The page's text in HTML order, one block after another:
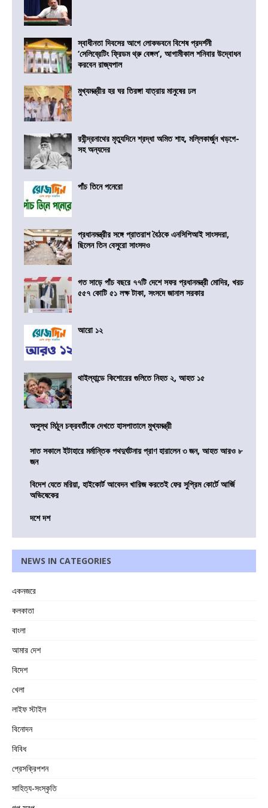
স্বাধীনতা দিবসের আগে লোকভবনে বিশেষ প্রদর্শনী
‘সেলিব্রেটিং ফ্রিডম থ্রু বেঙ্গল’, আগামীকাল শনিবার উদ্বোধন
করবেন রাজ্যপাল
মুখ্যমন্ত্রীর হর ঘর তিরঙ্গা যাত্রায় মানুষের ঢল
রবীন্দ্রনাথের মৃত্যুদিনে শ্রদ্ধা অমিত শাহ, মল্লিকার্জুন খড়গে-
সহ অন্যদের
পাঁচ তিনে পনেরো
প্রধানমন্ত্রীর সঙ্গে প্রাতরাশ বৈঠকে এনসিপিআই সাংসদরা,
ছিলেন তিন বেসুরো সাংসদও
গত সাড়ে পাঁচ বছরে ৭৭টি দেশে সফর প্রধানমন্ত্রী মোদির, খরচ
৫৫৭ কোটি ৫১ লক্ষ টাকা, সংসদে জানাল সরকার
আরো ১২
থাইল্যান্ডে কিশোরের গুলিতে নিহত ২, আহত ১৫
অসুস্থ মিঠুন চক্রবর্তীকে দেখতে হাসপাতালে মুখ্যমন্ত্রী
সাত সকালে ইটাহারে মর্মান্তিক পথদুর্ঘটনায় প্রাণ হারালেন ৩ জন, আহত আরও ৮
জন
বিদেশ যেতে মরিয়া, হাইকোর্ট আবেদন খারিজ করতেই ফের সুপ্রিম কোর্টে আর্জি
অভিষেকের
দশে দশ
NEWS IN CATEGORIES
একনজরে
কলকাতা
বাংলা
আমার দেশ
বিদেশ
খেলা
লাইফ স্টাইল
বিনোদন
বিবিধ
প্রেসক্রিপশন
সাহিত্য-সংস্কৃতি